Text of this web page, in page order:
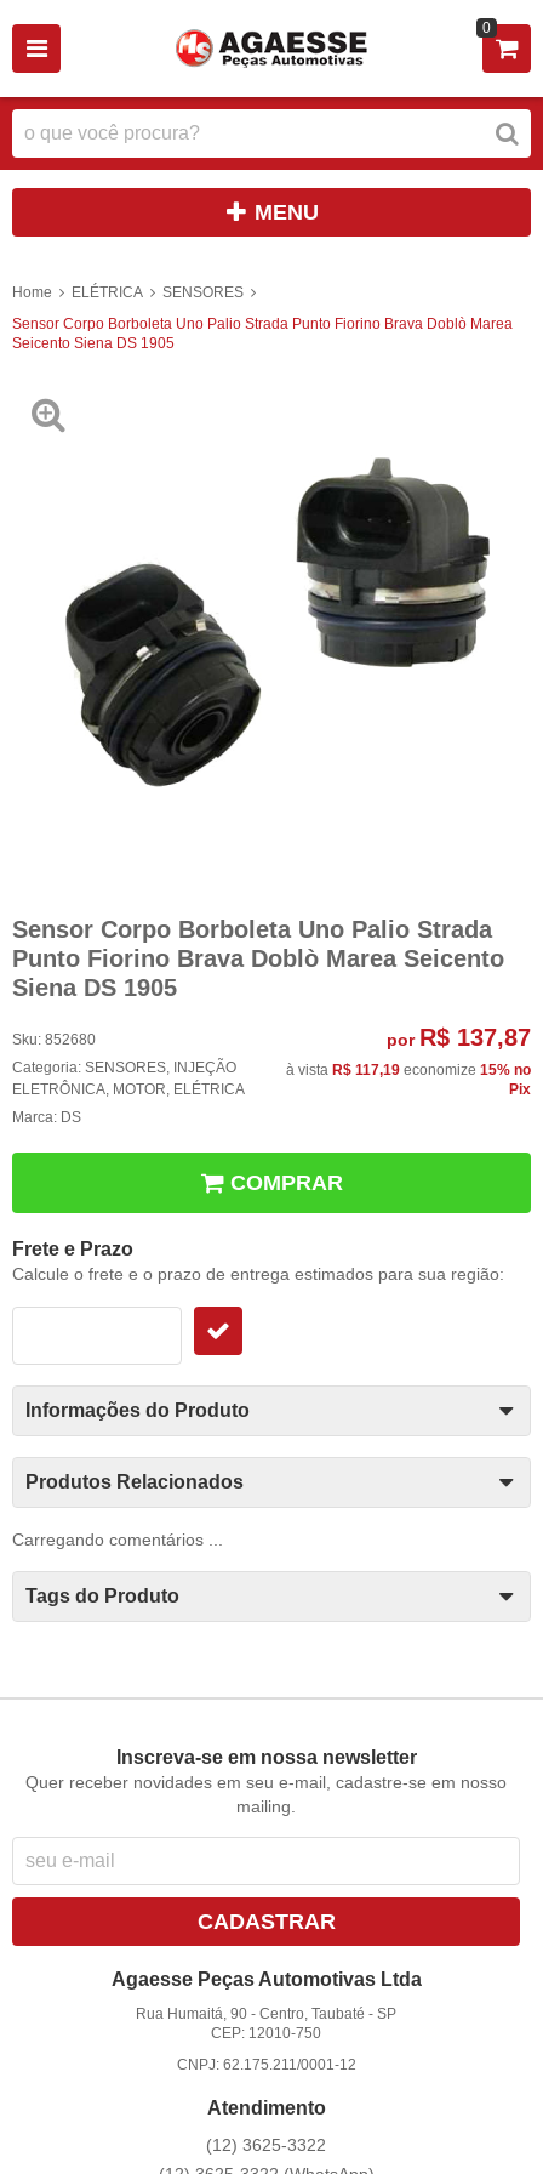
0
MENU
Home ELÉTRICA
SENSORES
Sensor Corpo Borboleta Uno Palio Strada Punto Fiorino Brava Doblò Marea
Seicento Siena DS 1905
Sensor Corpo Borboleta Uno Palio Strada
Punto Fiorino Brava Doblò Marea Seicento
Siena DS 1905
Sku: 852680
Categoria: SENSORES, INJEÇÃO
ELETRÔNICA, MOTOR, ELÉTRICA
Marca: DS
por R$ 137,87
à vista R$ 117,19 economize 15% no
Pix
COMPRAR
Frete e Prazo
Calcule o frete e o prazo de entrega estimados para sua região:
Informações do Produto
Produtos Relacionados
Carregando comentários ...
Tags do Produto
Inscreva-se em nossa newsletter
Quer receber novidades em seu e-mail, cadastre-se em nosso
mailing.
CADASTRAR
Agaesse Peças Automotivas Ltda
Rua Humaitá, 90 -Centro, Taubaté -SP
CEP: 12010-750
CNPJ: 62.175.211/0001-12
Atendimento
(12) 3625-3322